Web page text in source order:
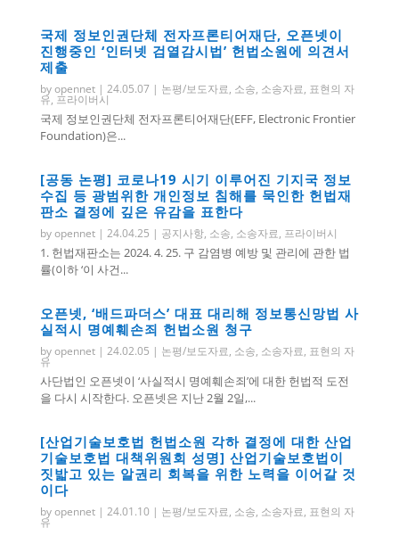
국제 정보인권단체 전자프론티어재단, 오픈넷이
진행중인 ‘인터넷 검열감시법’ 헌법소원에 의견서
제출
byopennet| 24.05.07| 논평/보도자료, 소송, 소송자료, 표현의 자
유, 프라이버시
국제 정보인권단체 전자프론티어재단(EFF, Electronic Frontier
Foundation)은...
[공동 논평] 코로나19 시기 이루어진 기지국 정보
수집 등 광범위한 개인정보 침해를 묵인한 헌법재
판소 결정에 깊은 유감을 표한다
byopennet| 24.04.25 | 공지사항, 소송, 소송자료, 프라이버시
1. 헌법재판소는 2024. 4. 25. 구 감염병 예방 및 관리에 관한 법
률(이하 ‘이 사건...
오픈넷, ‘배드파더스’ 대표 대리해 정보통신망법 사
실적시 명예훼손죄 헌법소원 청구
byopennet| 24.02.05 | 논평/보도자료, 소송, 소송자료, 표현의 자
유
사단법인 오픈넷이 ‘사실적시 명예훼손죄’에 대한 헌법적 도전
을 다시 시작한다. 오픈넷은 지난 2월 2일,...
[산업기술보호법 헌법소원 각하 결정에 대한 산업
기술보호법 대책위원회 성명] 산업기술보호법이
짓밟고 있는 알권리 회복을 위한 노력을 이어갈 것
이다
byopennet| 24.01.10 | 논평/보도자료, 소송, 소송자료, 표현의 자
유